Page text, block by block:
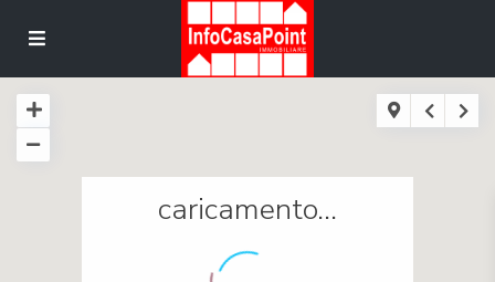
caricamento...